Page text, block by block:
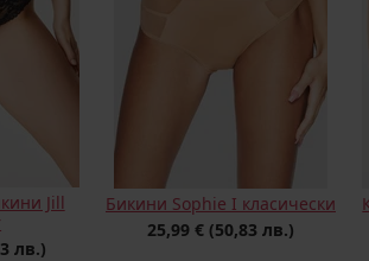
Jill
лв.)
Бикини Sophie I класически
25,99 € (50,83 лв.)